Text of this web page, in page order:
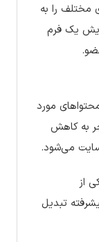
مختلف را به
یک فرم
مورد
به کاهش
سایت می‌شود.
از
تبدیل